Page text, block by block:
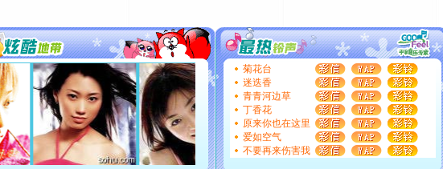
送你一棵薰衣草，愿你新年快乐！
[圣诞节]圣诞节到了，想想没什么送给你的，又不打算给
你太多，只有给你五千万：千万快乐！千万要健康！千万
要平安！千万要知足！千万不要忘记我！
[圣诞节]不只这样的日子才会想起你,而是这样的日子才
能正大光明地骚扰你,告诉你,圣诞要快乐!新年要快乐!天天
都要快乐噢!
[圣诞节]奉上一颗祝福的心,在这个特别的日子里,愿幸福,
如意,快乐,鲜花,一切美好的祝愿与你同在.圣诞快乐!
菊花台
迷迭香
青青河边草
丁香花
原来你也在这里
爱如空气
不要再来伤害我